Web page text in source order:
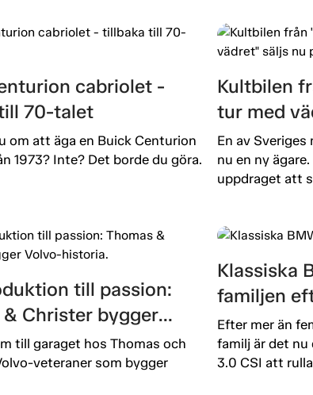
cabriolet -
70-talet
om att äga en Buick Centurion
1973? Inte? Det borde du göra.
Kultbilen
tur med
Bilweb
En av
nu en ny
uppdraget att
till passion:
Christer bygger
till garaget hos Thomas och
veteraner som bygger
Klassiska
familjen
Efter mer än
familj är det nu
3.0 CSI att